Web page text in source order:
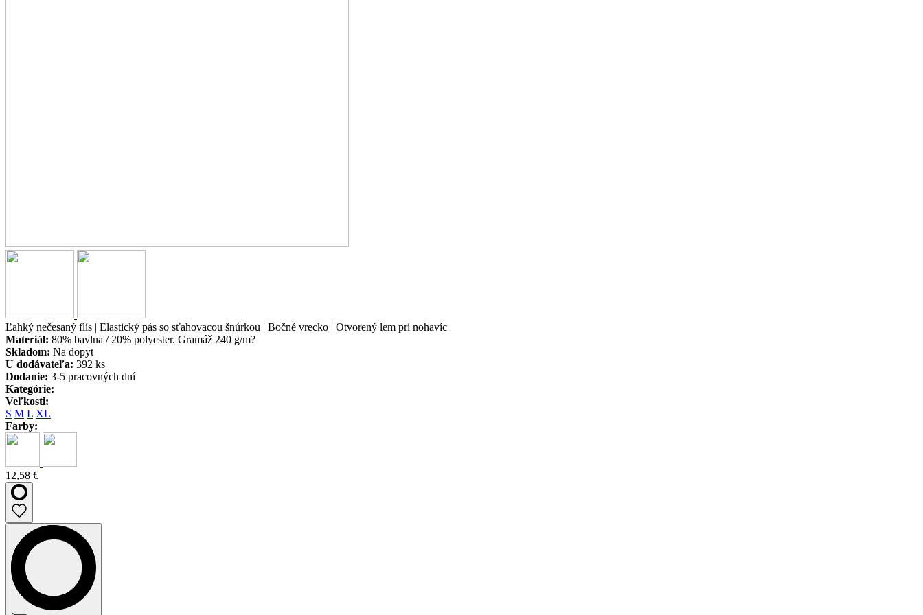
Ľahký nečesaný flís | Elastický pás so sťahovacou šnúrkou | Bočné vrecko | Otvorený lem pri nohavíc
Materiál: 80% bavlna / 20% polyester. Gramáž 240 g/m?
Skladom: Na dopyt
U dodávateľa: 392 ks
Dodanie: 3-5 pracovných dní
Kategórie:
Veľkosti:
S M L XL
Farby:
12,58 €